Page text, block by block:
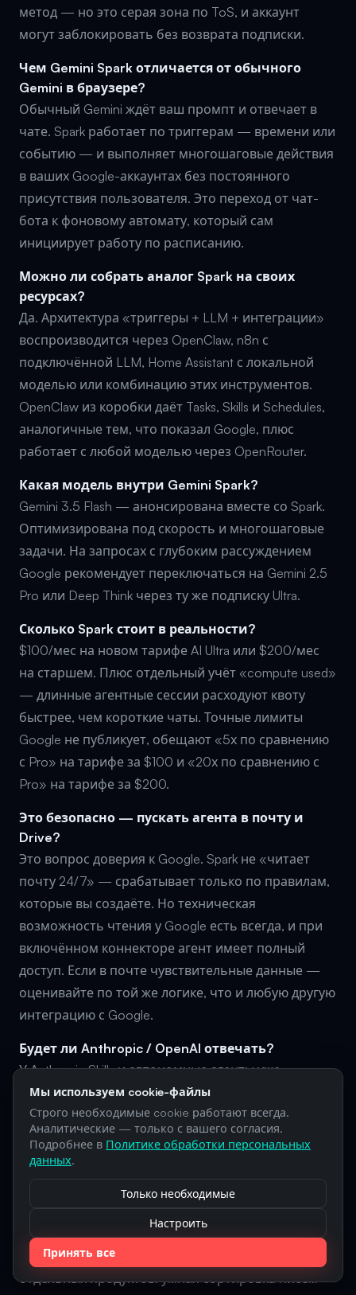
метод — но это серая зона по ToS, и аккаунт
могут заблокировать без возврата подписки.
Чем Gemini Spark отличается от обычного
Gemini в браузере?
Обычный Gemini ждёт ваш промпт и отвечает в
чате. Spark работает по триггерам — времени или
событию — и выполняет многошаговые действия
в ваших Google-аккаунтах без постоянного
присутствия пользователя. Это переход от чат-
бота к фоновому автомату, который сам
инициирует работу по расписанию.
Можно ли собрать аналог Spark на своих
ресурсах?
Да. Архитектура «триггеры + LLM + интеграции»
воспроизводится через OpenClaw, n8n с
подключённой LLM, Home Assistant с локальной
моделью или комбинацию этих инструментов.
OpenClaw из коробки даёт Tasks, Skills и Schedules,
аналогичные тем, что показал Google, плюс
работает с любой моделью через OpenRouter.
Какая модель внутри Gemini Spark?
Gemini 3.5 Flash — анонсирована вместе со Spark.
Оптимизирована под скорость и многошаговые
задачи. На запросах с глубоким рассуждением
Google рекомендует переключаться на Gemini 2.5
Pro или Deep Think через ту же подписку Ultra.
Сколько Spark стоит в реальности?
$100/мес на новом тарифе AI Ultra или $200/мес
на старшем. Плюс отдельный учёт «compute used»
— длинные агентные сессии расходуют квоту
быстрее, чем короткие чаты. Точные лимиты
Google не публикует, обещают «5х по сравнению
с Pro» на тарифе за $100 и «20х по сравнению с
Pro» на тарифе за $200.
Это безопасно — пускать агента в почту и
Drive?
Это вопрос доверия к Google. Spark не «читает
почту 24/7» — срабатывает только по правилам,
которые вы создаёте. Но техническая
возможность чтения у Google есть всегда, и при
включённом коннекторе агент имеет полный
доступ. Если в почте чувствительные данные —
оценивайте по той же логике, что и любую другую
интеграцию с Google.
Будет ли Anthropic / OpenAI отвечать?
У Anthropic Skills и автономные агенты уже
работают через Claude Code и API. У OpenAI —
Operator и Agent Mode. Категория «персональный
агент в фоне» уже сформирована, Spark — это её
упаковка для массового потребителя Google
Workspace, а не открытие нового рынка.
Чем Spark отличается от AI Inbox и Daily Brief,
которые Google анонсировал в тот же день?
AI Inbox и Daily Brief — это AI-функции внутри
отдельных продуктов: умная сортировка писем
Мы используем cookie-файлы
Строго необходимые cookie работают всегда.
Аналитические — только с вашего согласия.
Подробнее в Политике обработки персональных
данных.
Только необходимые
Настроить
Принять все